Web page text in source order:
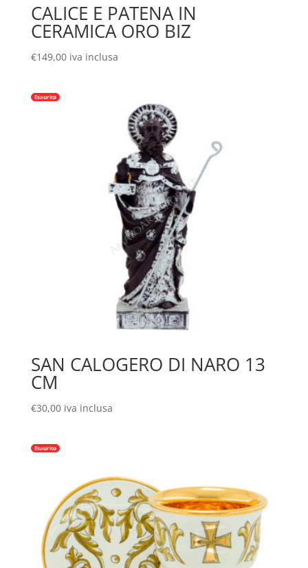
CALICE E PATENA IN
CERAMICA ORO BIZ
€149,00 iva inclusa
Esaurito
SAN CALOGERO DI NARO 13
CM
€30,00 iva inclusa
Esaurito